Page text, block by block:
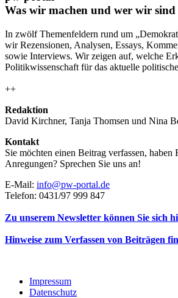
Was wir machen und wer wir sind
In zwölf Themenfeldern rund um
wir Rezensionen, Analysen, Essays,
sowie Interviews. Wir zeigen auf, welche
Politikwissenschaft für das aktuelle
++
Redaktion
David Kirchner, Tanja Thomsen und Nina
Kontakt
Sie möchten einen Beitrag verfassen, haben
Anregungen? Sprechen Sie uns an!
E-Mail: info@pw-portal.de
Telefon: 0431/97 999 847
Zu unserem Newsletter können Sie sich
Hinweise zum Verfassen von Beiträgen
Impressum
Datenschutz